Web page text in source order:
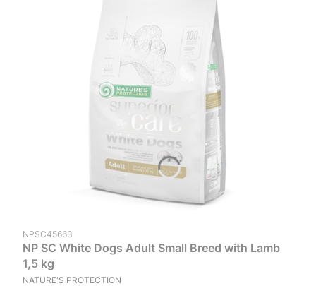
Kod produktu
NPSC45663
NP SC White Dogs Adult Small Breed with Lamb
1,5 kg
PRODUCENT
NATURE'S PROTECTION